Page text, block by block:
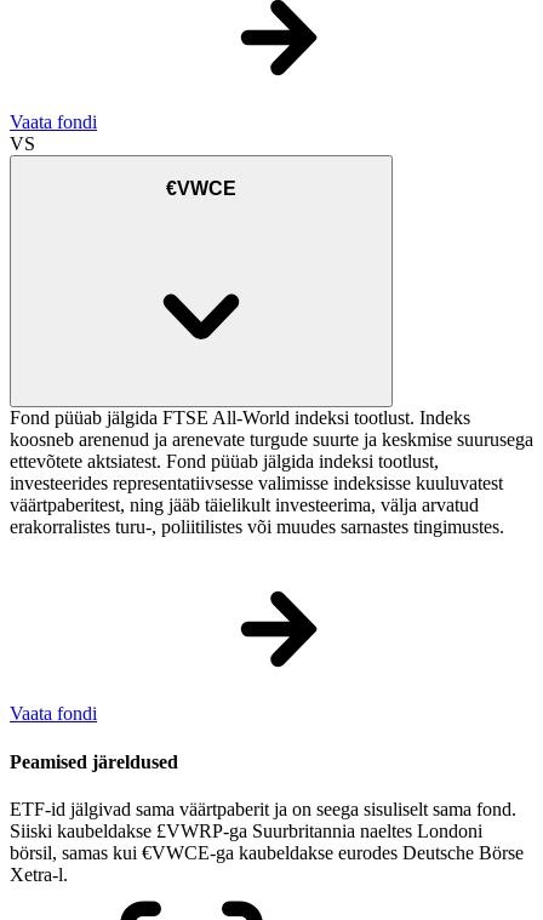
Vaata fondi
VS
€VWCE
Fond püüab jälgida FTSE All-World indeksi tootlust. Indeks
koosneb arenenud ja arenevate turgude suurte ja keskmise suurusega
ettevõtete aktsiatest. Fond püüab jälgida indeksi tootlust,
investeerides representatiivsesse valimisse indeksisse kuuluvatest
väärtpaberitest, ning jääb täielikult investeerima, välja arvatud
erakorralistes turu-, poliitilistes või muudes sarnastes tingimustes.
Vaata fondi
Peamised järeldused
ETF-id jälgivad sama väärtpaberit ja on seega sisuliselt sama fond.
Siiski kaubeldakse £VWRP-ga Suurbritannia naeltes Londoni
börsil, samas kui €VWCE-ga kaubeldakse eurodes Deutsche Börse
Xetrа-l.